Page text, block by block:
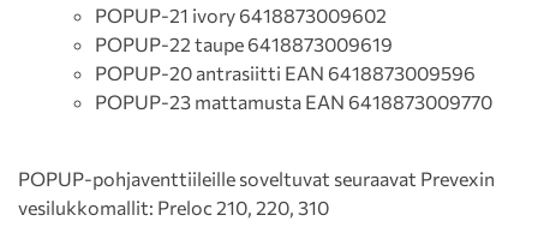
POPUP-21 ivory 6418873009602
POPUP-22 taupe 6418873009619
POPUP-20 antrasiitti EAN 6418873009596
POPUP-23 mattamusta EAN 6418873009770
POPUP-pohjaventtiileille soveltuvat seuraavat Prevexin
vesilukkomallit: Preloc 210, 220, 310